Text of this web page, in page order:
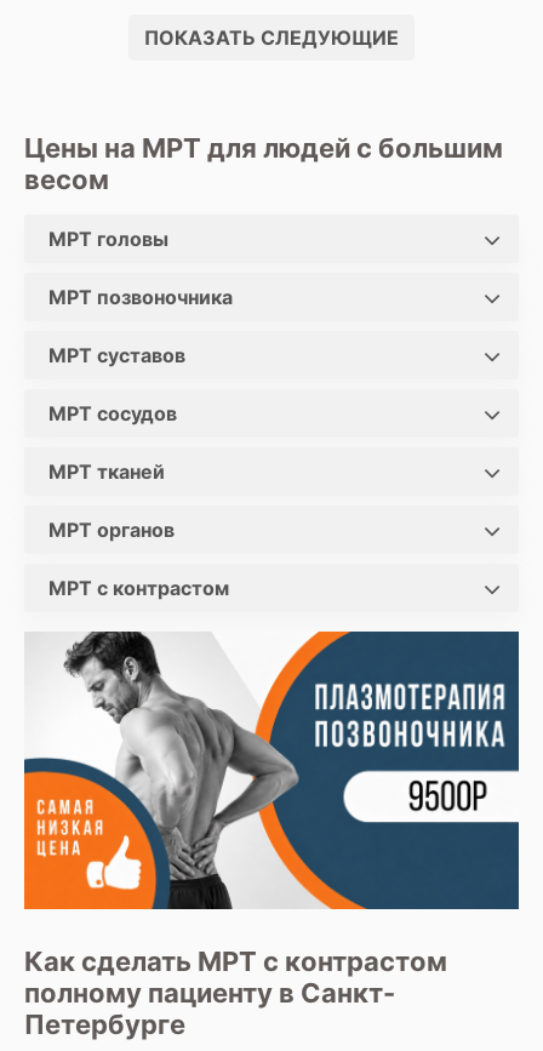
ПОКАЗАТЬ СЛЕДУЮЩИЕ
Цены на МРТ для людей с большим
весом
МРТ головы
МРТ позвоночника
МРТ суставов
МРТ сосудов
МРТ тканей
МРТ органов
МРТ с контрастом
Как сделать МРТ с контрастом
полному пациенту в Санкт-
Петербурге